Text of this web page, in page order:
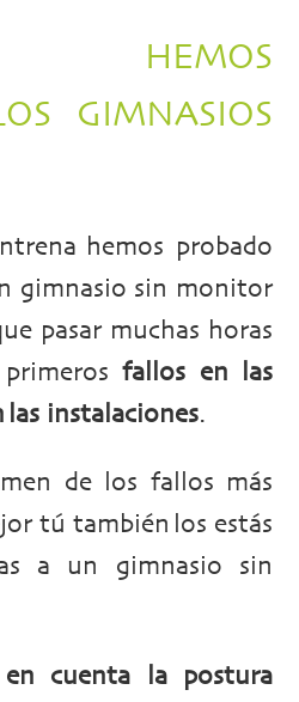
HEMOS
GIMNASIOS
hemos probado
gimnasio sin monitor
pasar muchas horas
primerosfallos en las
las instalaciones.
de los fallos más
tú también los estás
a un gimnasio sin
cuenta la postura